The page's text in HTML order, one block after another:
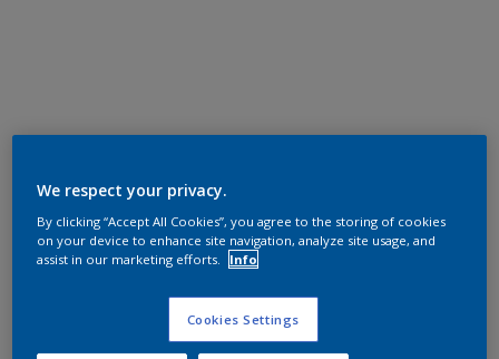
We respect your privacy.
By clicking “Accept All Cookies”, you agree to the storing of cookies
on your device to enhance site navigation, analyze site usage, and
assist in our marketing efforts.
Info
Cookies Settings